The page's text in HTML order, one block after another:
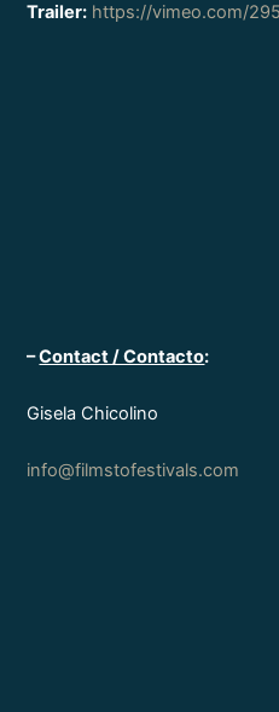
Trailer: https://vimeo.com/
–Contact / Contacto:
Gisela Chicolino
info@filmstofestivals.com